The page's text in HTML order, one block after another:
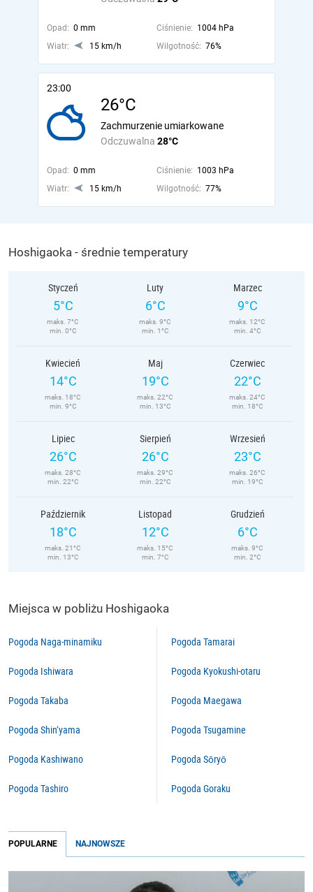
Opad: 0 mm Ciśnienie: 1004 hPa
Wiatr:
15 km/h Wilgotność: 76%
23:00
26°C
Odczuwalna 28°C
Zachmurzenie umiarkowane
Opad: 0 mm Ciśnienie: 1003 hPa
Wiatr:
15 km/h Wilgotność: 77%
Hoshigaoka - średnie temperatury
Styczeń
5°C
maks. 7°C
min. 0°C
Luty
6°C
maks. 9°C
min. 1°C
Marzec
9°C
maks. 12°C
min. 4°C
Kwiecień
14°C
maks. 18°C
min. 9°C
Maj
19°C
maks. 22°C
min. 13°C
Czerwiec
22°C
maks. 24°C
min. 18°C
Lipiec
26°C
maks. 28°C
min. 22°C
Sierpień
26°C
maks. 29°C
min. 22°C
Wrzesień
23°C
maks. 26°C
min. 19°C
Październik
18°C
maks. 21°C
min. 13°C
Listopad
12°C
maks. 15°C
min. 7°C
Grudzień
6°C
maks. 9°C
min. 2°C
Miejsca w pobliżu Hoshigaoka
Pogoda Naga-minamiku
Pogoda Ishiwara
Pogoda Takaba
Pogoda Shin’yama
Pogoda Kashiwano
Pogoda Tashiro
Pogoda Tamarai
Pogoda Kyokushi-otaru
Pogoda Maegawa
Pogoda Tsugamine
Pogoda Sōryō
Pogoda Goraku
POPULARNE NAJNOWSZE